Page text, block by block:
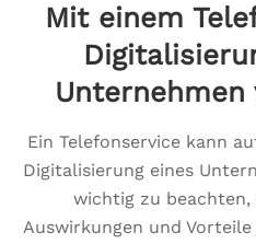
Mit einem
Unternehmen
Ein Telefonservice kann
Digitalisierung eines
wichtig zu
Auswirkungen und